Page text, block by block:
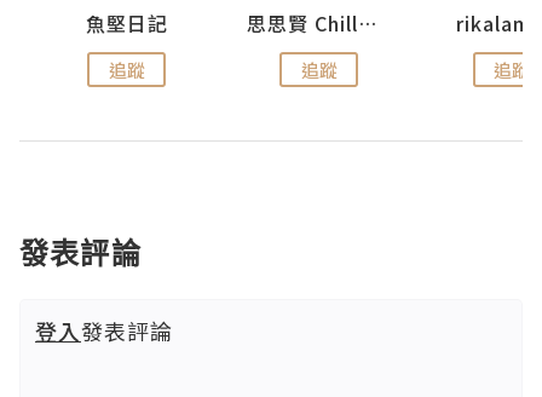
魚堅日記
追蹤
思思賢 ChillMyBabe
追蹤 追蹤
發表評論
登入發表評論